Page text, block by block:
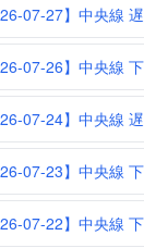
07-27】中央線
07-26】中央線
07-24】中央線
07-23】中央線
07-22】中央線